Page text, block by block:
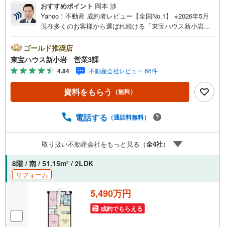
おすすめポイント 岡本 渉
Yahoo！不動産 成約者レビュー【全国No.1】 ※2026年5月
現在多くのお客様から選ばれ続ける「東宝ハウス新小岩」
見学OK■営業時間内（9:00～20:00）はお電話でのご連絡が
スムーズです。ご自宅への送迎・最寄駅でのお待ち合わせ
等、お気軽にご相談ください。 選ばれる3つの「圧倒的メ
リット」 （1）【業界最低水準の提携住宅ローン】「他社
で断られた」「借入がある」方も独自審査で多数承認！優
遇金利と各種手数料0円でお得に。（2）【未来カレンダー
ュレーション。「月々いくらなら安心か」をプロが明確に
はありません。専属FPがお引渡し後も一生涯お守りしま
す。 Yahoo！不動産キャンペーン対象店舗 当店でのご成約
でPayPayボーナスがもらえるキャンペーン対象です！※必
ずYahoo！ JAPAN IDでログインの上お問い合わせくださ
い。
ゴールド推奨店
東宝ハウス新小岩 営業3課
4.84 不動産会社レビュー 66件
資料をもらう （無料）
電話する （通話料無料）
取り扱い不動産会社をもっと見る（全4社）
8階 / 南 / 51.15m2 / 2LDK
リフォーム
5,490万円
成約でもらえる